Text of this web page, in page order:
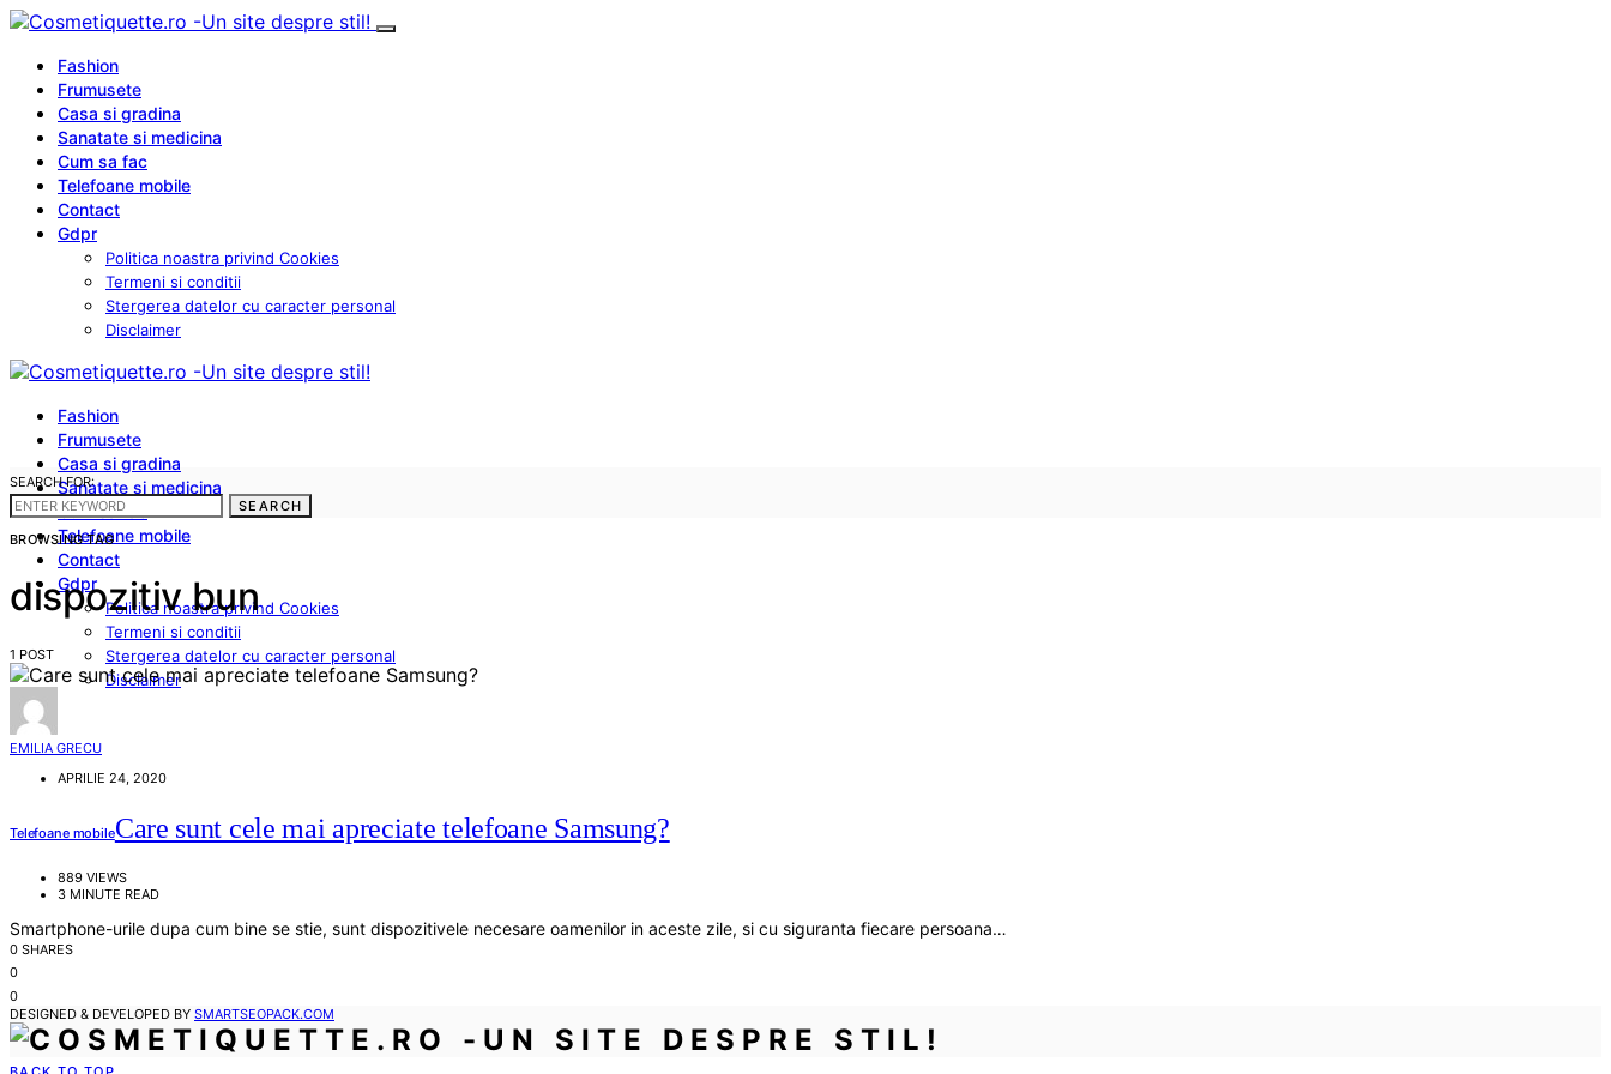
Fashion
Frumusete
Casa si gradina
Sanatate si medicina
Cum sa fac
Telefoane mobile
Contact
Gdpr
Politica noastra privind Cookies
Termeni si conditii
Stergerea datelor cu caracter personal
Disclaimer
Fashion
Frumusete
Casa si gradina
Sanatate si medicina
Cum sa fac
Telefoane mobile
Contact
Gdpr
Politica noastra privind Cookies
Termeni si conditii
Stergerea datelor cu caracter personal
Disclaimer
SEARCH FOR:
SEARCH
BROWSING TAG
dispozitiv bun
1 POST
EMILIA GRECU
APRILIE 24, 2020
Telefoane mobileCare sunt cele mai apreciate telefoane Samsung?
889 VIEWS
3 MINUTE READ
Smartphone-urile dupa cum bine se stie, sunt dispozitivele necesare oamenilor in aceste zile, si cu siguranta fiecare persoana…
0 SHARES
0
0
DESIGNED & DEVELOPED BY SMARTSEOPACK.COM